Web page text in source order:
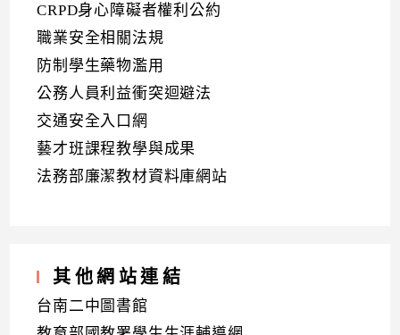
CRPD身心障礙者權利公約
職業安全相關法規
防制學生藥物濫用
公務人員利益衝突迴避法
交通安全入口網
藝才班課程教學與成果
法務部廉潔教材資料庫網站
其他網站連結
台南二中圖書館